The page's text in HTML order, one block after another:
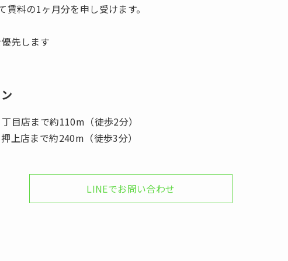
料の1ヶ月分を申し受けます。
先します
目店まで約110m（徒歩2分）
上店まで約240m（徒歩3分）
LINEでお問い合わせ